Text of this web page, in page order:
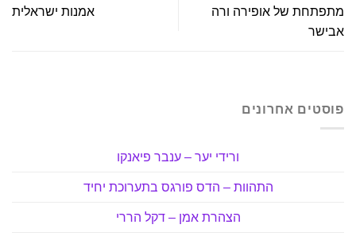
מתפתחת של אופירה ורה
אבישר
אמנות ישראלית
פוסטים אחרונים
ורידי יער – ענבר פיאנקו
התהוות – הדס פורגס בתערוכת יחיד
הצהרת אמן – דקל הררי